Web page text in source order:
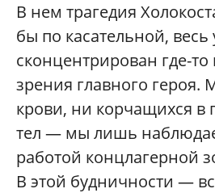
В нем трагедия
бы по касательной, весь
сконцентрирован где-
зрения главного
крови, ни корчащихся в
тел — мы лишь
работой концлагерной
В этой будничности —